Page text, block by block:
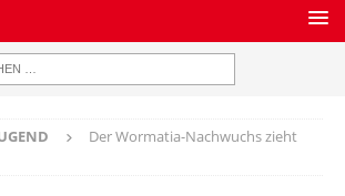
Der Wormatia-Nachwuchs zieht